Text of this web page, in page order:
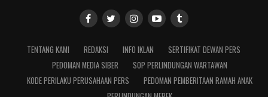
TENTANG KAMI REDAKSI INFO IKLAN
SERTIFIKAT DEWAN PERS
PEDOMAN MEDIA SIBER
SOP PERLINDUNGAN WARTAWAN
KODE PERILAKU PERUSAHAAN PERS
PEDOMAN PEMBERITAAN RAMAH ANAK